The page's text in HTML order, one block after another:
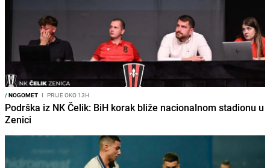
/NOGOMET I PRIJE OKO 13H
Podrška iz NK Čelik: BiH korak bliže nacionalnom stadionu u
Zenici